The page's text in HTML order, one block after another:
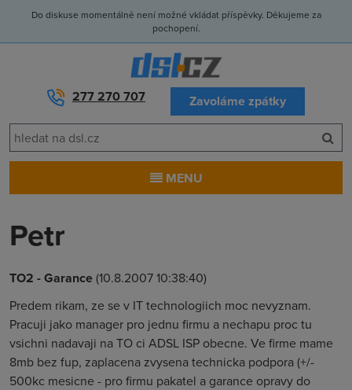
Do diskuse momentálně není možné vkládat příspěvky. Děkujeme za
pochopení.
277 270 707 Zavoláme zpátky
MENU
Petr
TO2 - Garance(10.8.2007 10:38:40)
Predem rikam, ze se v IT technologiich moc nevyznam.
Pracuji jako manager pro jednu firmu a nechapu proc tu
vsichni nadavaji na TO ci ADSL ISP obecne. Ve firme mame
8mb bez fup, zaplacena zvysena technicka podpora (+/-
500kc mesicne - pro firmu pakatel a garance opravy do